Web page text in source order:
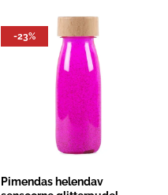
-23%
Pimendas helendav